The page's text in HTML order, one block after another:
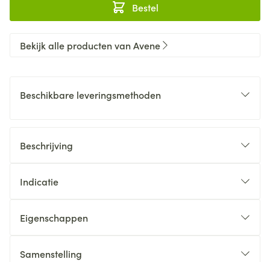
Bestel
Bekijk alle producten van Avene
Beschikbare leveringsmethoden
Beschrijving
Indicatie
Eigenschappen
Samenstelling